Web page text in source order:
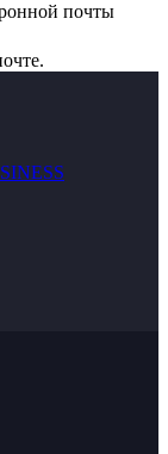
почты